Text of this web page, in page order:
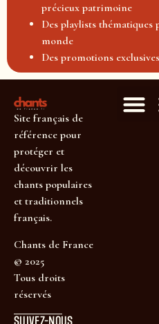
précieux patrimoine
Des playlists
monde
Des promotions
Site français de
référence pour
protéger et
découvrir les
chants populaires
et traditionnels
français.
Chants de France
© 2025
Tous droits
réservés